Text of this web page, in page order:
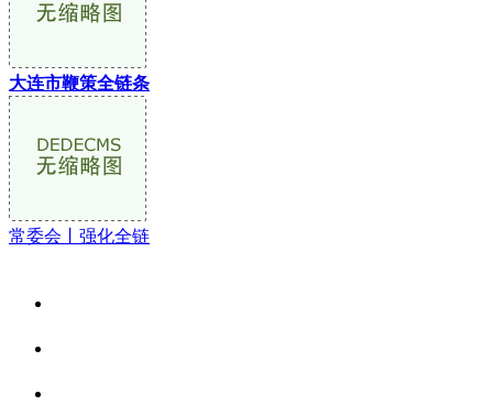
大连市鞭策全链条
常委会丨强化全链